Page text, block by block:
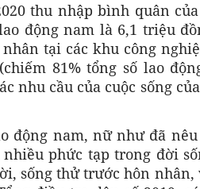
thu nhập bình quân
động nam là 6,1 triệu
tại các khu công
81% tổng số lao
nhu cầu của cuộc sống
động nam, nữ như đã
phức tạp trong đời
sống thử trước hôn nhân,